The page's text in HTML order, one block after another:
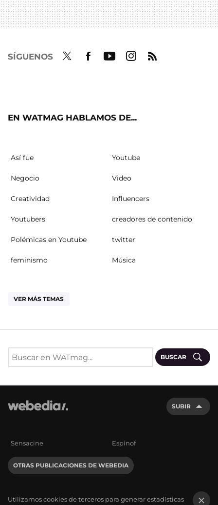
SÍGUENOS
EN WATMAG HABLAMOS DE...
Así fue Youtube
Negocio Video
Creatividad Influencers
Youtubers creadores de contenido
Polémicas en Youtube twitter
feminismo Música
VER MÁS TEMAS
BUSCAR
SUBIR
Sensacine Espinof
OTRAS PUBLICACIONES DE WEBEDIA
Utilizamos cookies de terceros para generar estadísticas